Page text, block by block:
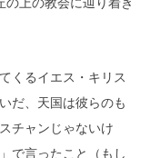
くるイエス・キリス
だ、天国は彼らのも
チャンじゃないけ
で言ったこと（もし